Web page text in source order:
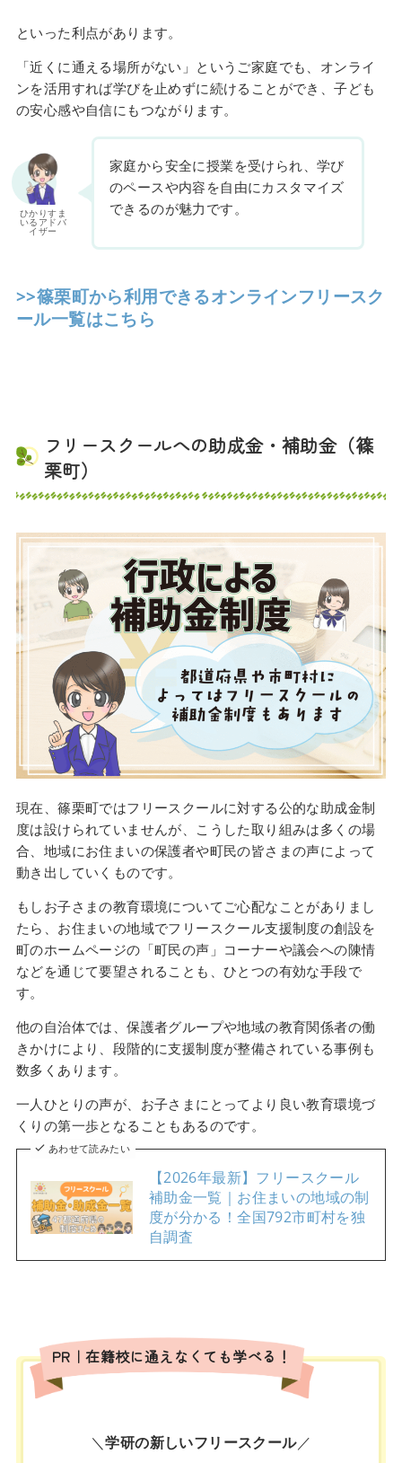
といった利点があります。
「近くに通える場所がない」というご家庭でも、オンライ
ンを活用すれば学びを止めずに続けることができ、子ども
の安心感や自信にもつながります。
ひかりすま
いるアドバ
イザー
家庭から安全に授業を受けられ、学び
のペースや内容を自由にカスタマイズ
できるのが魅力です。
>>篠栗町から利用できるオンラインフリースク
ール一覧はこちら
フリースクールへの助成金・補助金（篠
栗町）
現在、篠栗町ではフリースクールに対する公的な助成金制
度は設けられていませんが、こうした取り組みは多くの場
合、地域にお住まいの保護者や町民の皆さまの声によって
動き出していくものです。
もしお子さまの教育環境についてご心配なことがありまし
たら、お住まいの地域でフリースクール支援制度の創設を
町のホームページの「町民の声」コーナーや議会への陳情
などを通じて要望されることも、ひとつの有効な手段で
す。
他の自治体では、保護者グループや地域の教育関係者の働
きかけにより、段階的に支援制度が整備されている事例も
数多くあります。
一人ひとりの声が、お子さまにとってより良い教育環境づ
くりの第一歩となることもあるのです。
あわせて読みたい
【2026年最新】フリースクール
補助金一覧｜お住まいの地域の制
度が分かる！全国792市町村を独
自調査
PR｜在籍校に通えなくても学べる！
＼学研の新しいフリースクール／